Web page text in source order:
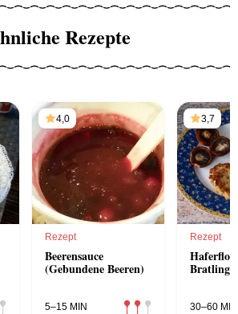
Rezepte
4,0
Rezept
Beerensauce
(Gebundene Beeren)
5–15 MIN
3,7
Rezept
Bratlinge
30–60 MIN